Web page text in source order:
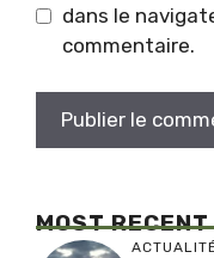
dans le
commentaire.
MOST RECENT